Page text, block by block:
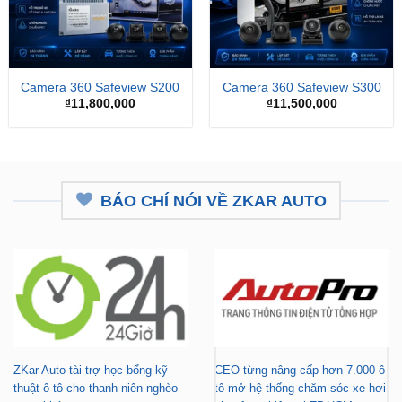
Camera 360 Safeview S200
₫11,800,000
Camera 360 Safeview S300
₫11,500,000
BÁO CHÍ NÓI VỀ ZKAR AUTO
ZKar Auto tài trợ học bổng kỹ
thuật ô tô cho thanh niên nghèo
CEO từng nâng cấp hơn 7.000 ô
tô mở hệ thống chăm sóc xe hơi